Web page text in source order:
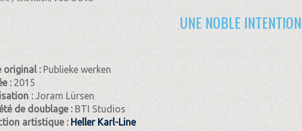
UNE NOBLE INTENTION
original :Publieke werken
:2015
:Joram Lürsen
de doublage :BTI Studios
artistique : Heller Karl-Line